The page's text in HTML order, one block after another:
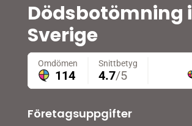
Dödsbotömning i
Sverige
Företagsuppgifter